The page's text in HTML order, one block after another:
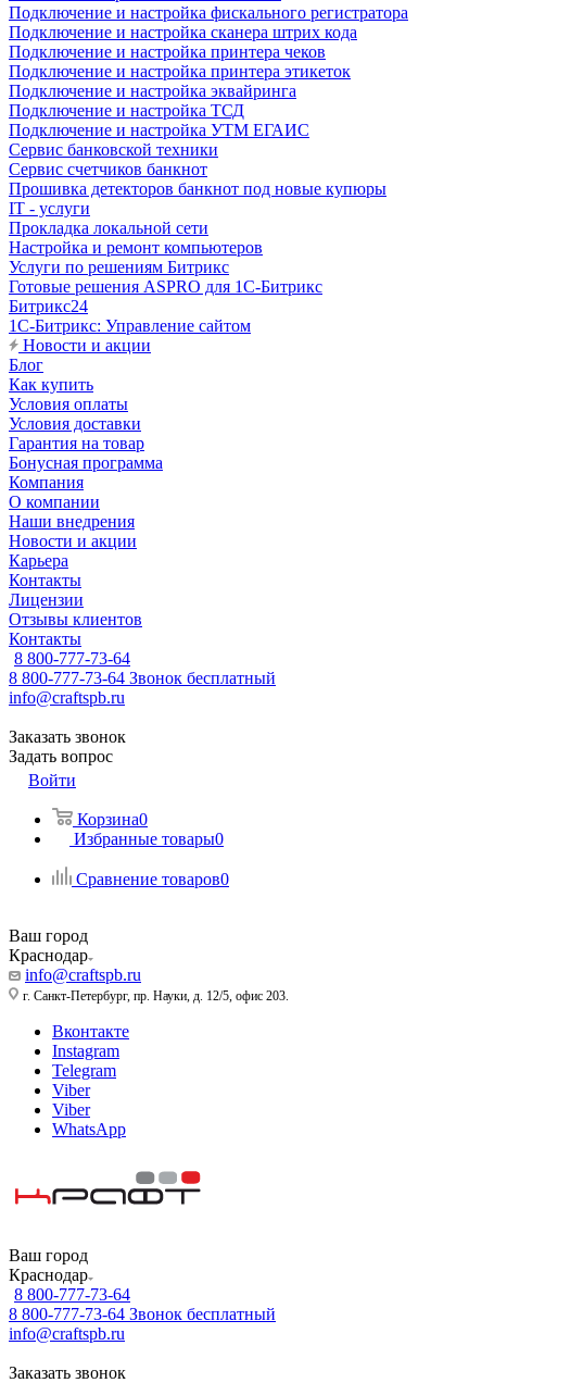
Подключение и настройка фискального регистратора
Подключение и настройка сканера штрих кода
Подключение и настройка принтера чеков
Подключение и настройка принтера этикеток
Подключение и настройка эквайринга
Подключение и настройка ТСД
Подключение и настройка УТМ ЕГАИС
Сервис банковской техники
Сервис счетчиков банкнот
Прошивка детекторов банкнот под новые купюры
IT - услуги
Прокладка локальной сети
Настройка и ремонт компьютеров
Услуги по решениям Битрикс
Готовые решения ASPRO для 1С-Битрикс
Битрикс24
1С-Битрикс: Управление сайтом
Новости и акции
Блог
Как купить
Условия оплаты
Условия доставки
Гарантия на товар
Бонусная программа
Компания
О компании
Наши внедрения
Новости и акции
Карьера
Контакты
Лицензии
Отзывы клиентов
Контакты
8 800-777-73-64
8 800-777-73-64 Звонок бесплатный
info@craftspb.ru
Заказать звонок
Задать вопрос
Войти
Корзина0
Избранные товары0
Сравнение товаров0
Ваш город
Краснодар
info@craftspb.ru
г. Санкт-Петербург, пр. Науки, д. 12/5, офис 203.
Вконтакте
Instagram
Telegram
Viber
Viber
WhatsApp
Ваш город
Краснодар
8 800-777-73-64
8 800-777-73-64 Звонок бесплатный
info@craftspb.ru
Заказать звонок